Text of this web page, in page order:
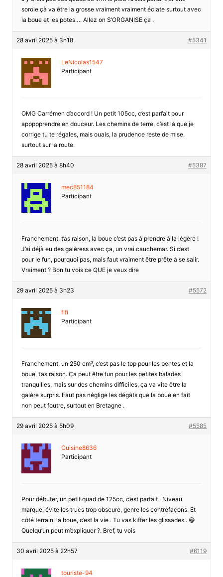
soroie çà va être la grosse vraiment vraiment éclate surtout avec
la boue et les potes…. Allez on S’ORGANISE ça .
28 avril 2025 à 3h18 #5341
LeNicolas1547
Participant
OMG Carrémen d’accord ! Un petit 105cc, c’est parfait pour
appppprendre en douceur. Les chemins de terre, c’est là que je
corrige tu te régales, mais ouais, la prudence reste de mise,
surtout sur la route.
28 avril 2025 à 8h40 #5387
mec851184
Participant
Franchement, t’as raison, la boue c’est pas à prendre à la légère !
J’ai déjà eu des galèress avec ça, un vrai cauchemar. Si c’est
pour le fun, pourquoi pas, mais faut vraiment être prête à se salir.
Vraiment ? Bon tu vois ce QUE je veux dire
29 avril 2025 à 3h23 #5572
fifi
Participant
Franchement, un 250 cm³, c’est pas le top pour les pentes et la
boue, t’as raison. Ça peut être fun pour les petites balades
tranquilles, mais sur des chemins difficiles, ça va vite être la
galère surpris. Faut pas néglige les dégâts que la boue en fait
non peut foutre, surtout en Bretagne .
29 avril 2025 à 5h09 #5585
Cuisine8636
Participant
Pour débuter, un petit quad de 125cc, c’est parfait . Niveau
marque, évite les trucs trop obscure, genre les contrefaçons. Et
côté terrain, la boue, c’est la vie . Tu vas kiffer les glissades . 😄
Quelqu’un peut m’expliquer ?. Bref, tu vois
30 avril 2025 à 22h57 #6119
touriste-94